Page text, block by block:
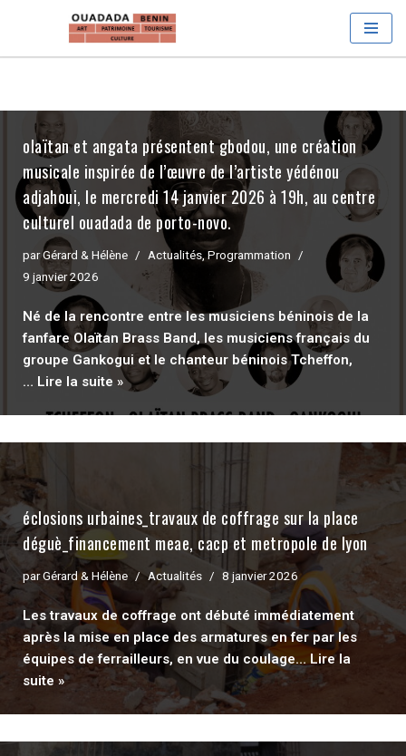
olaïtan et angata présentent gbodou, une création
musicale inspirée de l’œuvre de l’artiste yédénou
adjahoui, le mercredi 14 janvier 2026 à 19h, au centre
culturel ouadada de porto-novo.
parGérard & Hélène Actualités Programmation
9 janvier 2026
Né de la rencontre entre les musiciens béninois de la
fanfare Olaïtan Brass Band, les musiciens français du
groupe Gankogui et le chanteur béninois Tcheffon,
… Lire la suite »
éclosions urbaines_travaux de coffrage sur la place
déguè_financement meae, cacp et metropole de lyon
parGérard & Hélène Actualités 8 janvier 2026
Les travaux de coffrage ont débuté immédiatement
après la mise en place des armatures en fer par les
équipes de ferrailleurs, en vue du coulage… Lire la
suite »